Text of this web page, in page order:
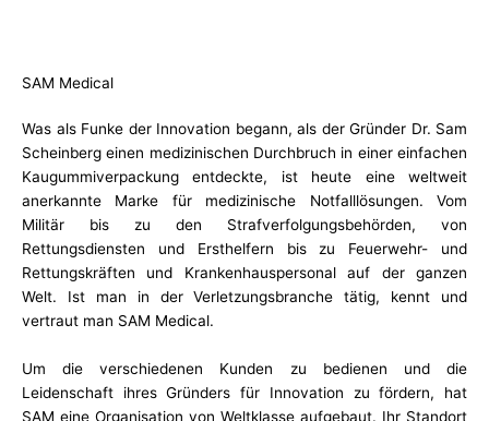
SAM Medical
Was als Funke der Innovation begann, als der Gründer Dr. Sam
Scheinberg einen medizinischen Durchbruch in einer einfachen
Kaugummiverpackung entdeckte, ist heute eine weltweit
anerkannte Marke für medizinische Notfalllösungen. Vom
Militär bis zu den Strafverfolgungsbehörden, von
Rettungsdiensten und Ersthelfern bis zu Feuerwehr- und
Rettungskräften und Krankenhauspersonal auf der ganzen
Welt. Ist man in der Verletzungsbranche tätig, kennt und
vertraut man SAM Medical.
Um die verschiedenen Kunden zu bedienen und die
Leidenschaft ihres Gründers für Innovation zu fördern, hat
SAM eine Organisation von Weltklasse aufgebaut. Ihr Standort